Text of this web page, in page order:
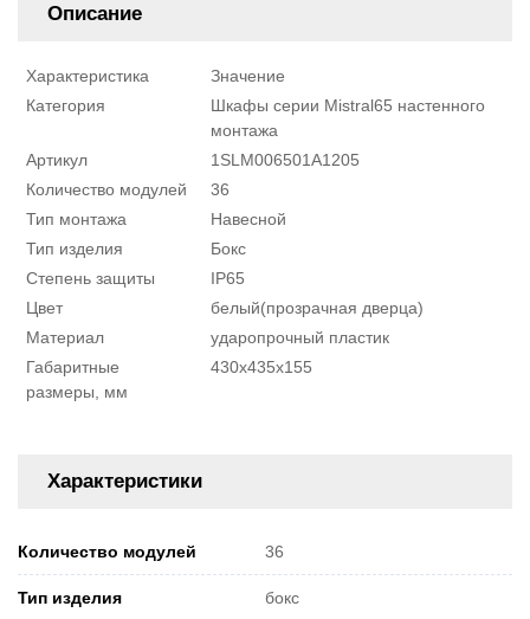
Описание
Характеристика
Значение
Категория
Шкафы серии Mistral65 настенного
монтажа
Артикул
1SLM006501A1205
Количество модулей
36
Тип монтажа
Навесной
Тип изделия
Бокс
Степень защиты
IP65
Цвет
белый(прозрачная дверца)
Материал
ударопрочный пластик
Габаритные
размеры, мм
430х435х155
Характеристики
Количество модулей 36
Тип изделия бокс